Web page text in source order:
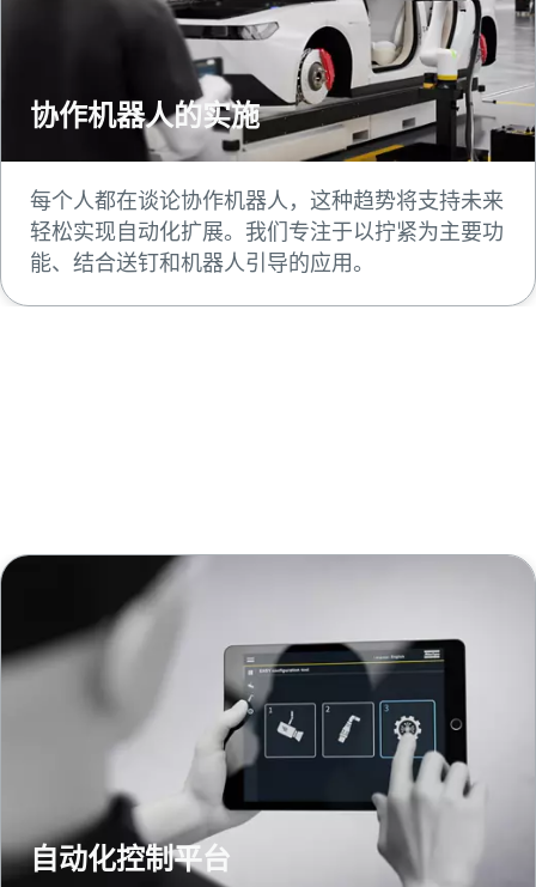
协作机器人的实施
每个人都在谈论协作机器人，这种趋势将支持未来
轻松实现自动化扩展。我们专注于以拧紧为主要功
能、结合送钉和机器人引导的应用。
自动化控制平台